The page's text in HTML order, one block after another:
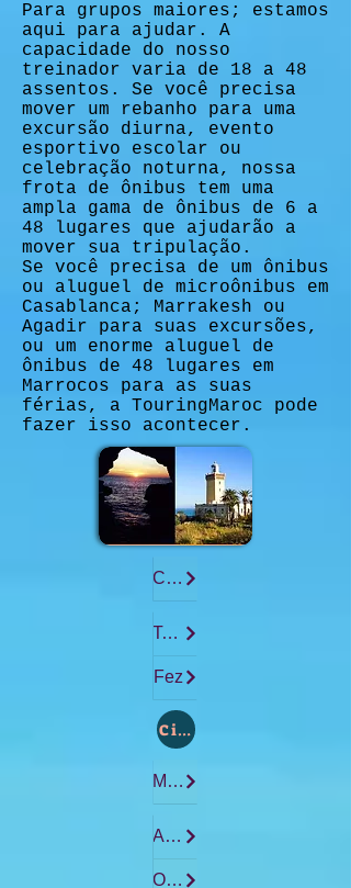
Para grupos maiores; estamos
aqui para ajudar. A
capacidade do nosso
treinador varia de 18 a 48
assentos. Se você precisa
mover um rebanho para uma
excursão diurna, evento
esportivo escolar ou
celebração noturna, nossa
frota de ônibus tem uma
ampla gama de ônibus de 6 a
48 lugares que ajudarão a
mover sua tripulação.
Se você precisa de um ônibus
ou aluguel de microônibus em
Casablanca; Marrakesh ou
Agadir para suas excursões,
ou um enorme aluguel de
ônibus de 48 lugares em
Marrocos para as suas
férias, a TouringMaroc pode
fazer isso acontecer.
Casablanca
Tangier
Fez
Cidade :
Marrakech
Agadir
Ouarzazate